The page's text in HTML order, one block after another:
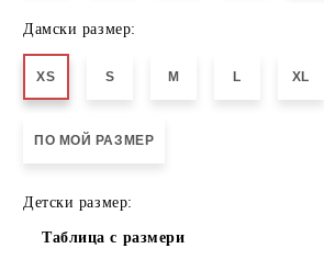
Дамски размер:
XS S M L XL
ПО МОЙ РАЗМЕР
Детски размер:
Таблица с размери